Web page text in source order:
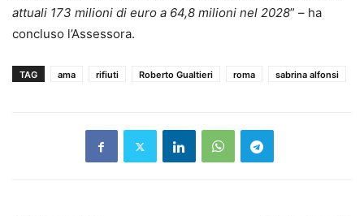
attuali 173 milioni di euro a 64,8 milioni nel 2028” – ha
concluso l’Assessora.
TAG ama rifiuti Roberto Gualtieri roma sabrina alfonsi